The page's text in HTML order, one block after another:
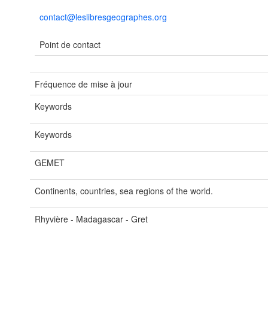
contact@leslibresgeographes.org
Point de contact
Fréquence de mise à jour
Keywords
Keywords
GEMET
Continents, countries, sea regions of the world.
Rhyvière - Madagascar - Gret